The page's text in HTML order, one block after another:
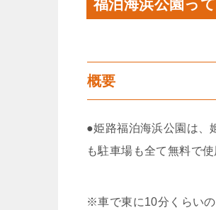
福泊海浜公園っ
概要
●姫路福泊海浜公園は、
も駐車場も全て無料で使
※車で東に10分くらい